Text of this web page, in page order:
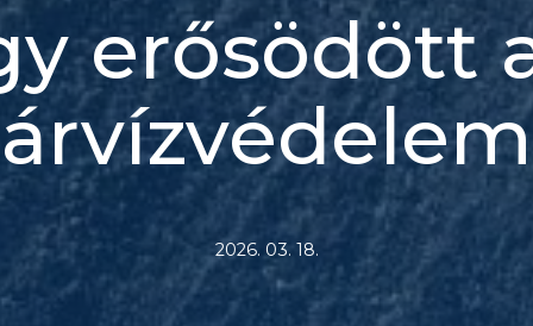
erősödött
árvízvédelem
2026. 03. 18.